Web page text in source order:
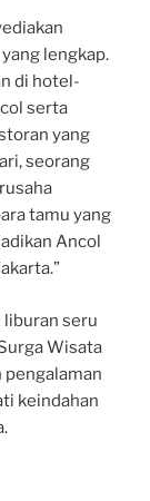
lengkap.
di hotel-
serta
yang
seorang
tamu yang
Ancol
liburan seru
Wisata
pengalaman
keindahan